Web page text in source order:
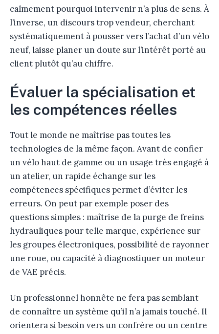
calmement pourquoi intervenir n’a plus de sens. À
l’inverse, un discours trop vendeur, cherchant
systématiquement à pousser vers l’achat d’un vélo
neuf, laisse planer un doute sur l’intérêt porté au
client plutôt qu’au chiffre.
Évaluer la spécialisation et
les compétences réelles
Tout le monde ne maîtrise pas toutes les
technologies de la même façon. Avant de confier
un vélo haut de gamme ou un usage très engagé à
un atelier, un rapide échange sur les
compétences spécifiques permet d’éviter les
erreurs. On peut par exemple poser des
questions simples : maîtrise de la purge de freins
hydrauliques pour telle marque, expérience sur
les groupes électroniques, possibilité de rayonner
une roue, ou capacité à diagnostiquer un moteur
de VAE précis.
Un professionnel honnête ne fera pas semblant
de connaître un système qu’il n’a jamais touché. Il
orientera si besoin vers un confrère ou un centre